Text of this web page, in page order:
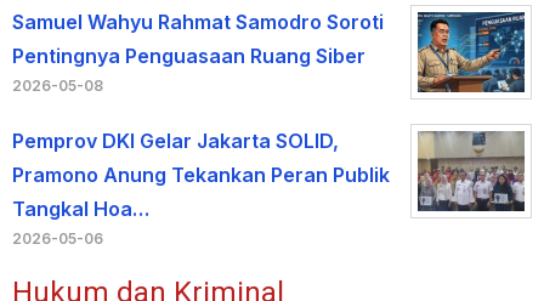
Samuel Wahyu Rahmat Samodro Soroti
Pentingnya Penguasaan Ruang Siber
2026-05-08
Pemprov DKI Gelar Jakarta SOLID,
Pramono Anung Tekankan Peran Publik
Tangkal Hoa…
2026-05-06
Hukum dan Kriminal